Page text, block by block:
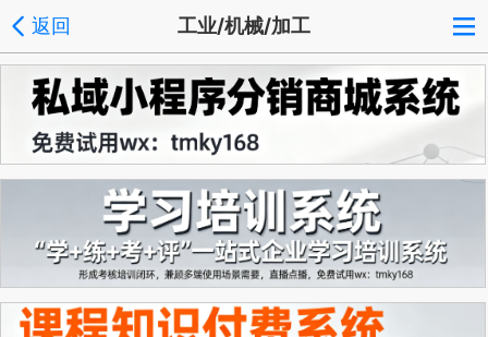
返回 工业/机械/加工